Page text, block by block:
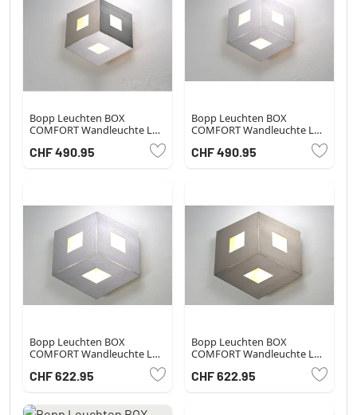
Bopp Leuchten BOX
COMFORT Wandleuchte LED
Aluminium, Bunt, 3-flammig
CHF 490.95
Bopp Leuchten BOX
COMFORT Wandleuchte LED
CHF 490.95
Bopp Leuchten BOX
COMFORT Wandleuchte LED
CHF 622.95
Bopp Leuchten BOX
COMFORT Wandleuchte LED
CHF 622.95